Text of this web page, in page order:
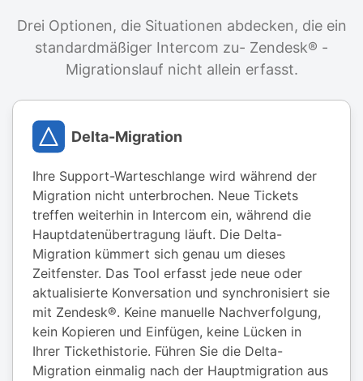
Drei Optionen, die Situationen abdecken, die ein
standardmäßiger Intercom zu- Zendesk® -
Migrationslauf nicht allein erfasst.
Delta-Migration
Ihre Support-Warteschlange wird während der
Migration nicht unterbrochen. Neue Tickets
treffen weiterhin in Intercom ein, während die
Hauptdatenübertragung läuft. Die Delta-
Migration kümmert sich genau um dieses
Zeitfenster. Das Tool erfasst jede neue oder
aktualisierte Konversation und synchronisiert sie
mit Zendesk®. Keine manuelle Nachverfolgung,
kein Kopieren und Einfügen, keine Lücken in
Ihrer Tickethistorie. Führen Sie die Delta-
Migration einmalig nach der Hauptmigration aus